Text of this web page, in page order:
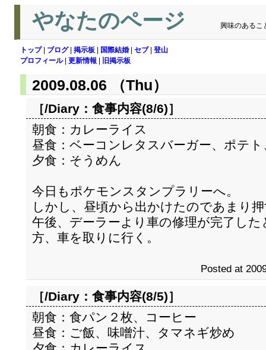
やなたのページ 興味のあるこ
トップ| ブログ| 掲示板 国際結婚 セブ| 登山
プロフィール| 更新情報 旧掲示板
2009.08.06 （Thu）
［/Diary： 食事内容(8/6)］
朝食：カレーライス
昼食：ベーコンレタスバーガー、ポテ
夕食：そうめん
今日もポケモンスタンプラリーへ。
しかし、昼頃から出かけたのであまり
午後、デーラーより車の修理が完了し
方、車を取りに行く。
Posted at
［/Diary： 食事内容(8/5)］
朝食：食パン２枚、コーヒー
昼食：ご飯、味噌汁、タマネギ炒め